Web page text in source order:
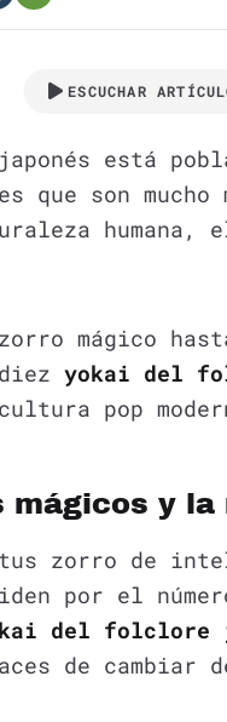
ESCUCHAR
está
que son mucho
humana,
zorro mágico
yokai del
pop
mágicos y la
zorro de
por el
del folclore
de cambiar